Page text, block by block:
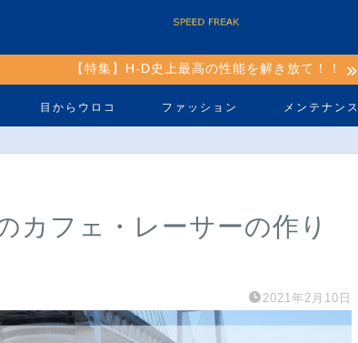
【特集】H-D史上最高の性能を解き放て！！
目からウロコ ファッション メンテナンス
カフェ・レーサーの作り
2021年2月10日